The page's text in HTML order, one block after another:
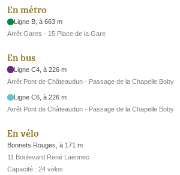
En métro
Ligne B, à 663 m
Arrêt Gares - 15 Place de la Gare
En bus
Ligne C4, à 226 m
Arrêt Pont de Châteaudun - Passage de la Chapelle Boby
Ligne C6, à 226 m
Arrêt Pont de Châteaudun - Passage de la Chapelle Boby
En vélo
Bonnets Rouges, à 171 m
11 Boulevard René Laënnec
Capacité : 24 vélos